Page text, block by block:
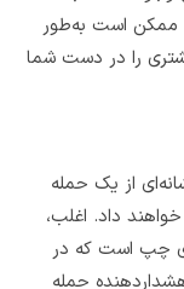
ممکن است به‌طور
را در دست شما
از یک حمله
داد. اغلب،
چپ است که در
حمله